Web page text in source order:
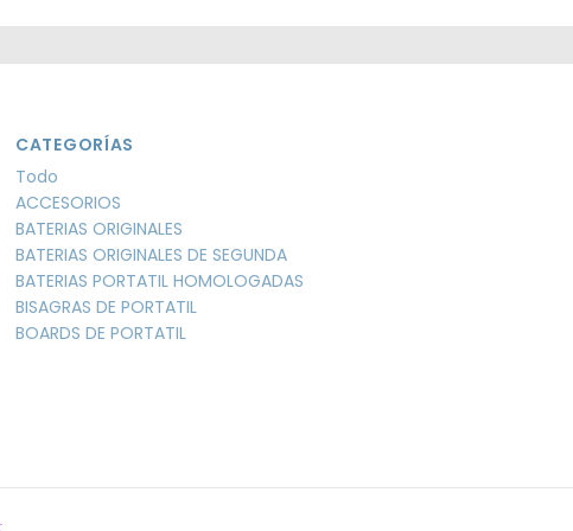
CATEGORÍAS
Todo
ACCESORIOS
BATERIAS ORIGINALES
BATERIAS ORIGINALES DE SEGUNDA
BATERIAS PORTATIL HOMOLOGADAS
BISAGRAS DE PORTATIL
BOARDS DE PORTATIL